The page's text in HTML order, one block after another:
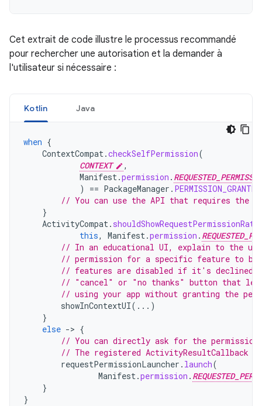
Cet extrait de code illustre le processus recommandé
pour rechercher une autorisation et la demander à
l'utilisateur si nécessaire :
Kotlin Java
when {
ContextCompat.checkSelfPermission(
CONTEXT
,
Manifest.permission .
)
== PackageManager . PERMISSION_GRANTED
// You can use the API that requires the
}
ActivityCompat.
this, Manifest.permission .
// In an educational UI, explain to the
// permission for a specific feature to
// features are disabled if it's
// "cancel" or "no thanks" button that
// using your app without granting the
showInContextUI(...)
}
else -> {
// You can directly ask for the
// The registered ActivityResultCallback
requestPermissionLauncher . launch(
Manifest.permission .
}
}